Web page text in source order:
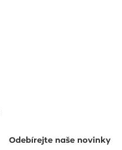
Odebírejte naše novinky